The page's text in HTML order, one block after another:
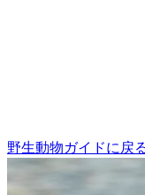
野生動物ガイドに戻